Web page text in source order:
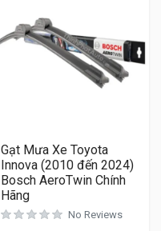
Gạt Mưa Xe Toyota
Innova (2010 đến 2024)
Bosch AeroTwin Chính
Hãng
No Reviews